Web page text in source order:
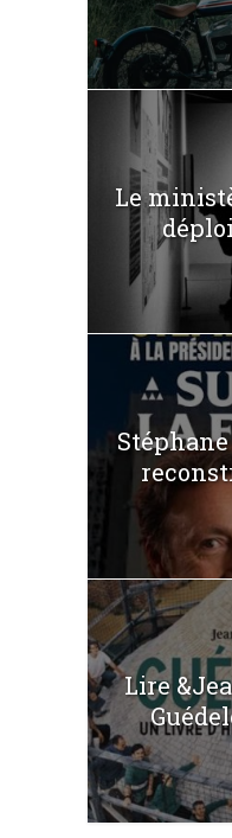
Le
Lire